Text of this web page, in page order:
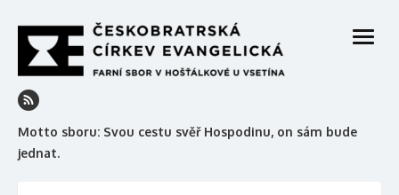
to
content
Motto sboru: Svou cestu svěř Hospodinu, on sám bude
jednat.
open